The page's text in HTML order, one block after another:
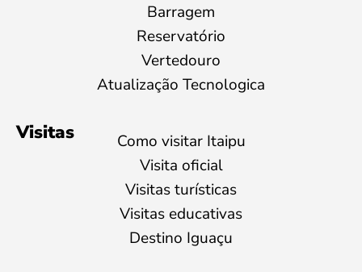
Barragem
Reservatório
Vertedouro
Atualização Tecnologica
Visitas
Como visitar Itaipu
Visita oficial
Visitas turísticas
Visitas educativas
Destino Iguaçu